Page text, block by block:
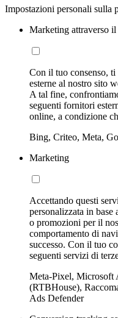
Impostazioni personali sulla
Marketing attraverso il
Con il tuo consenso,
esterne al nostro sito
A tal fine,
seguenti fornitori
online, a condizione
Bing, Criteo, Meta,
Marketing
Accettando questi
personalizzata in base
o promozioni per il
comportamento di
successo. Con il tuo
seguenti servizi di
Meta-Pixel, Microsoft
(RTBHouse),
Ads Defender